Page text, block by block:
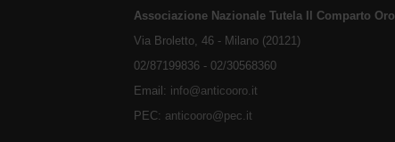
Associazione Nazionale Tutela Il Comparto Oro
Via Broletto, 46 - Milano (20121)
02/87199836 - 02/30568360
Email: info@anticooro.it
PEC: anticooro@pec.it